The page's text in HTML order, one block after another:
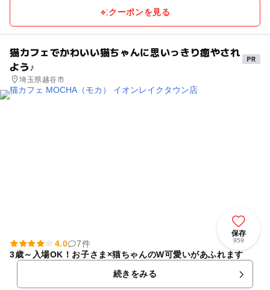
クーポンを見る
猫カフェでかわいい猫ちゃんに思いっきり癒やされ
よう♪
埼玉県越谷市
保存
959
4.0
7件
3歳～入場OK！お子さま×猫ちゃんのW可愛いがあふれます
続きをみる